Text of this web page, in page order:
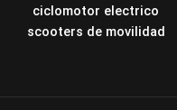
ciclomotor electrico
scooters de movilidad